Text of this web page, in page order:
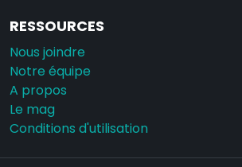
RESSOURCES
Nous joindre
Notre équipe
A propos
Le mag
Conditions d'utilisation